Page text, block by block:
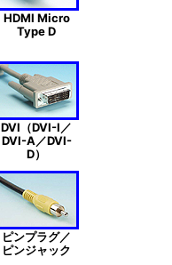
HDMI Micro
Type D
DVI（DVI-I／
DVI-A／DVI-
D）
ピンプラグ／
ピンジャック